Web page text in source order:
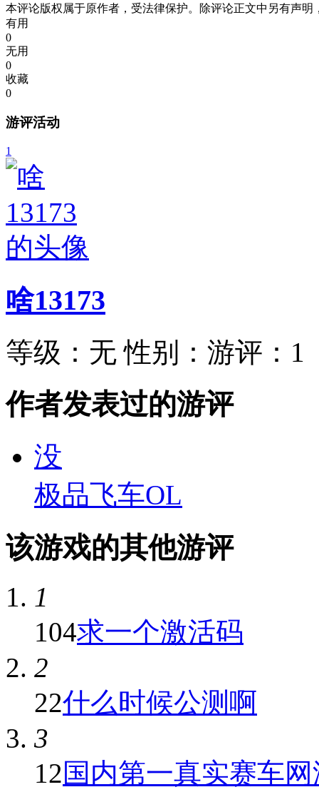
本评论版权属于原作者，受法律保护。除评论正文中另有声
有用
0
无用
0
收藏
0
游评活动
1
啥13173
等级： 无 性别： 游评： 1
作者发表过的游评
没
极品飞车OL
该游戏的其他游评
1
104求一个激活码
2
22什么时候公测啊
3
12国内第一真实赛车